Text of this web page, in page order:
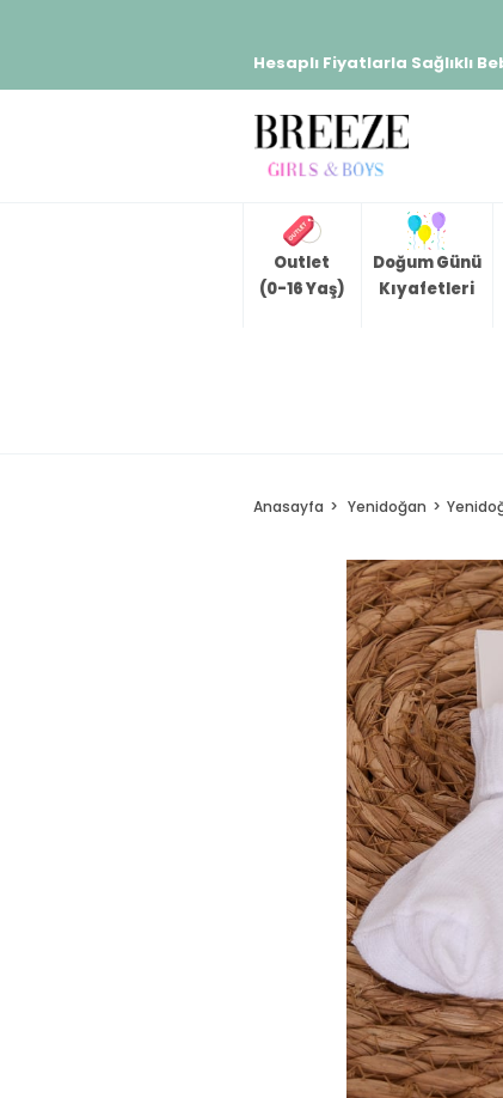
Hesaplı Fiyatlarla Sağlıklı
Outlet
(0-16 Yaş)
Doğum Günü
Kıyafetleri
Anasayfa Yenidoğan